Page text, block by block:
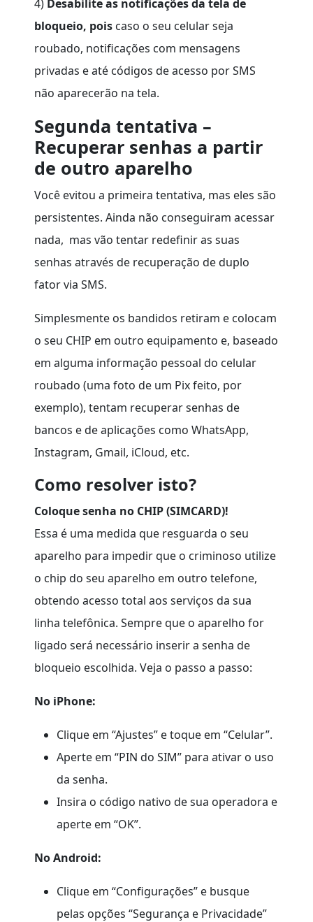
4) Desabilite as notificações da tela de
bloqueio, pois caso o seu celular seja
roubado, notificações com mensagens
privadas e até códigos de acesso por SMS
não aparecerão na tela.
Segunda tentativa –
Recuperar senhas a partir
de outro aparelho
Você evitou a primeira tentativa, mas eles são
persistentes. Ainda não conseguiram acessar
nada, mas vão tentar redefinir as suas
senhas através de recuperação de duplo
fator via SMS.
Simplesmente os bandidos retiram e colocam
o seu CHIP em outro equipamento e, baseado
em alguma informação pessoal do celular
roubado (uma foto de um Pix feito, por
exemplo), tentam recuperar senhas de
bancos e de aplicações como WhatsApp,
Instagram, Gmail, iCloud, etc.
Como resolver isto?
Coloque senha no CHIP (SIMCARD)!
Essa é uma medida que resguarda o seu
aparelho para impedir que o criminoso utilize
o chip do seu aparelho em outro telefone,
obtendo acesso total aos serviços da sua
linha telefônica. Sempre que o aparelho for
ligado será necessário inserir a senha de
bloqueio escolhida. Veja o passo a passo:
No iPhone:
Clique em “Ajustes” e toque em “Celular”.
Aperte em “PIN do SIM” para ativar o uso
da senha.
Insira o código nativo de sua operadora e
aperte em “OK”.
No Android:
Clique em “Configurações” e busque
pelas opções “Segurança e Privacidade”